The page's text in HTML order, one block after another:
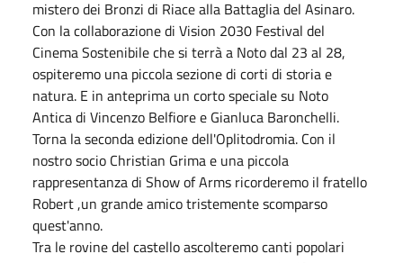
mistero dei Bronzi di Riace alla Battaglia del Asinaro.
Con la collaborazione di Vision 2030 Festival del
Cinema Sostenibile che si terrà a Noto dal 23 al 28,
ospiteremo una piccola sezione di corti di storia e
natura. E in anteprima un corto speciale su Noto
Antica di Vincenzo Belfiore e Gianluca Baronchelli.
Torna la seconda edizione dell'Oplitodromia. Con il
nostro socio Christian Grima e una piccola
rappresentanza di Show of Arms ricorderemo il fratello
Robert ,un grande amico tristemente scomparso
quest'anno.
Tra le rovine del castello ascolteremo canti popolari